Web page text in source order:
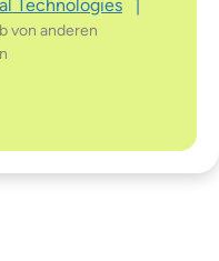
Technologies |
von anderen